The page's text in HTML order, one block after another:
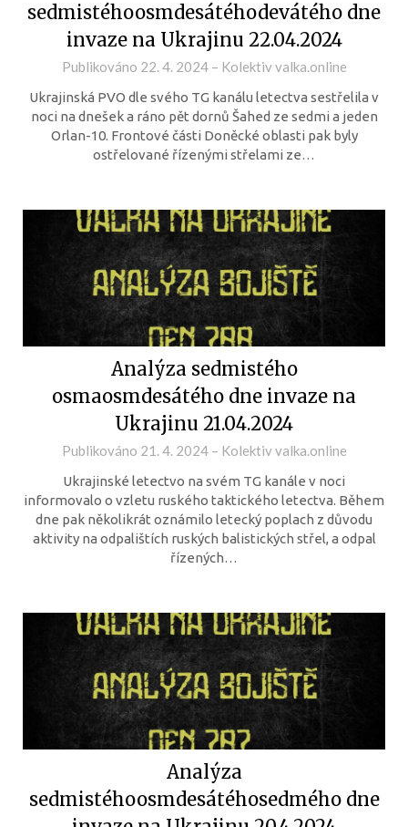
sedmistéhoosmdesátéhodevátého dne
invaze na Ukrajinu 22.04.2024
Publikováno 22. 4. 2024– Kolektiv valka.online
Ukrajinská PVO dle svého TG kanálu letectva sestřelila v
noci na dnešek a ráno pět dornů Šahed ze sedmi a jeden
Orlan-10. Frontové části Doněcké oblasti pak byly
ostřelované řízenými střelami ze…
Analýza sedmistého
osmaosmdesátého dne invaze na
Ukrajinu 21.04.2024
Publikováno 21. 4. 2024– Kolektiv valka.online
Ukrajinské letectvo na svém TG kanále v noci
informovalo o vzletu ruského taktického letectva. Během
dne pak několikrát oznámilo letecký poplach z důvodu
aktivity na odpalištích ruských balistických střel, a odpal
řízených…
Analýza
sedmistéhoosmdesátéhosedmého dne